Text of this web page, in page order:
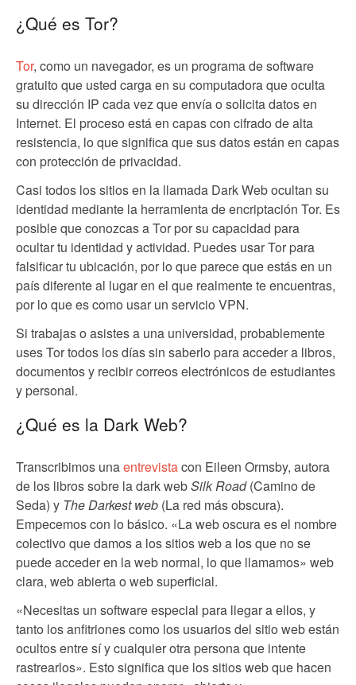
¿Qué es Tor?
Tor, como un navegador, es un programa de software
gratuito que usted carga en su computadora que oculta
su dirección IP cada vez que envía o solicita datos en
Internet. El proceso está en capas con cifrado de alta
resistencia, lo que significa que sus datos están en capas
con protección de privacidad.
Casi todos los sitios en la llamada Dark Web ocultan su
identidad mediante la herramienta de encriptación Tor. Es
posible que conozcas a Tor por su capacidad para
ocultar tu identidad y actividad. Puedes usar Tor para
falsificar tu ubicación, por lo que parece que estás en un
país diferente al lugar en el que realmente te encuentras,
por lo que es como usar un servicio VPN.
Si trabajas o asistes a una universidad, probablemente
uses Tor todos los días sin saberlo para acceder a libros,
documentos y recibir correos electrónicos de estudiantes
y personal.
¿Qué es la Dark Web?
Transcribimos unaentrevistacon Eileen Ormsby, autora
de los libros sobre la dark webSilk Road(Camino de
Seda) y The Darkest web (La red más obscura).
Empecemos con lo básico. «La web oscura es el nombre
colectivo que damos a los sitios web a los que no se
puede acceder en la web normal, lo que llamamos» web
clara, web abierta o web superficial.
«Necesitas un software especial para llegar a ellos, y
tanto los anfitriones como los usuarios del sitio web están
ocultos entre sí y cualquier otra persona que intente
rastrearlos». Esto significa que los sitios web que hacen